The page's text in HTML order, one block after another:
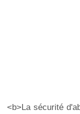
<b>La sécurité